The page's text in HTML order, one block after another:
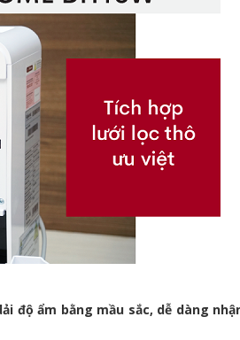
độ ẩm bằng mầu sắc, dễ dàng